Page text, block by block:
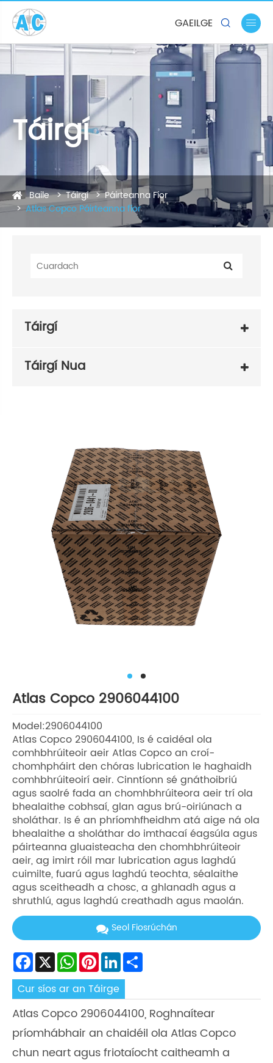
GAEILGE  
Táirgí
Baile Táirgí
Páirteanna Fíor
Atlas Copco Páirteanna fíor
Táirgí
Táirgí Nua
Atlas Copco 2906044100
Model:2906044100
Atlas Copco 2906044100, Is é caidéal ola
comhbhrúiteoir aeir Atlas Copco an croí-
chomhpháirt den chóras lubrication le haghaidh
comhbhrúiteoirí aeir. Cinntíonn sé gnáthoibriú
agus saolré fada an chomhbhrúiteora aeir trí ola
bhealaithe cobhsaí, glan agus brú-oiriúnach a
sholáthar. Is é an phríomhfheidhm atá aige ná ola
bhealaithe a sholáthar do imthacaí éagsúla agus
páirteanna gluaisteacha den chomhbhrúiteoir
aeir, ag imirt róil mar lubrication agus laghdú
cuimilte, fuarú agus laghdú teochta, séalaithe
agus sceitheadh ​​a chosc, a ghlanadh agus a
shruthlú, agus laghdú creathadh agus maolán.
Seol Fiosrúchán
Facebook
X WhatsApp
Pinterest
LinkedIn
Cur síos ar an Táirge
Atlas Copco 2906044100, Roghnaítear
príomhábhair an chaidéil ola Atlas Copco
chun neart agus friotaíocht caitheamh a